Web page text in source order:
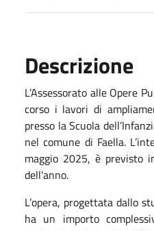
Descrizione
L’Assessorato alle Opere
corso i lavori di
presso la Scuola
nel comune di Faella.
maggio 2025, è previsto
dell'anno.
L’opera, progettata dallo
ha un importo